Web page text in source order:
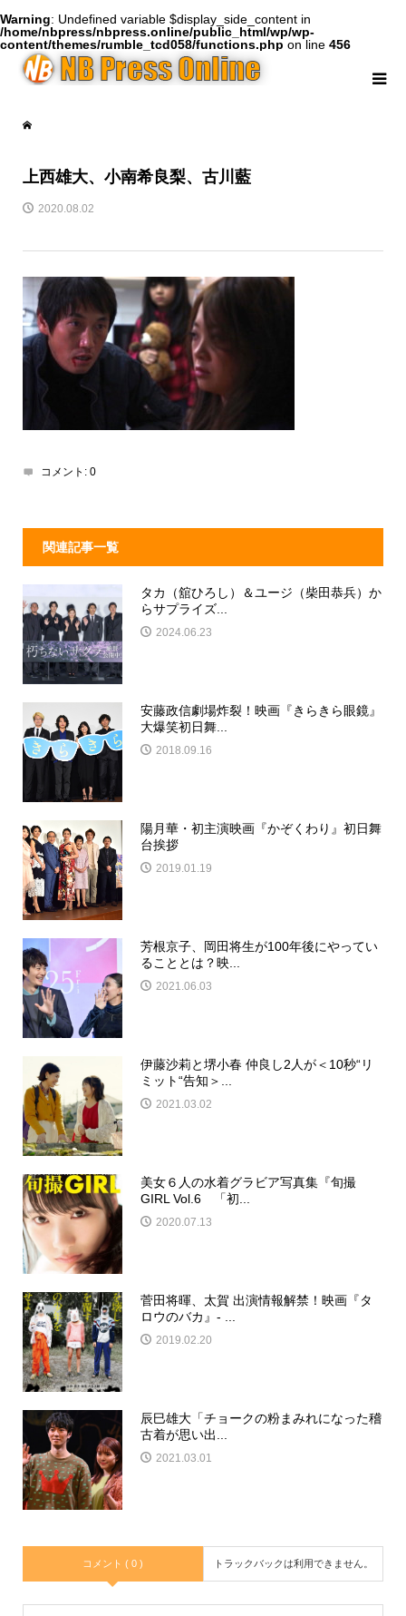
Warning: Undefined variable $display_side_content in
/home/nbpress/nbpress.online/public_html/wp/wp-
content/themes/rumble_tcd058/functions.php on line 456
上西雄大、小南希良梨、古川藍
2020.08.02
コメント: 0
関連記事一覧
タカ（舘ひろし）＆ユージ（柴田恭兵）か
らサプライズ...
2024.06.23
安藤政信劇場炸裂！映画『きらきら眼鏡』
大爆笑初日舞...
2018.09.16
陽月華・初主演映画『かぞくわり』初日舞
台挨拶
2019.01.19
芳根京子、岡田将生が100年後にやってい
ることとは？映...
2021.06.03
伊藤沙莉と堺小春 仲良し2人が＜10秒“リ
ミット“告知＞...
2021.03.02
美女６人の水着グラビア写真集『旬撮
GIRL Vol.6 「初...
2020.07.13
菅田将暉、太賀 出演情報解禁！映画『タ
ロウのバカ』- ...
2019.02.20
辰巳雄大「チョークの粉まみれになった稽
古着が思い出...
2021.03.01
コメント ( 0 ) トラックバックは利用できません。